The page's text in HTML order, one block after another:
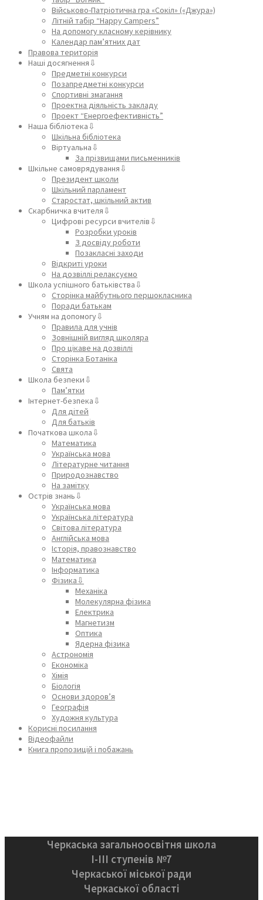
Військово-Патріотична гра «Сокіл» («Джура»)
Літній табір “Happy Campers”
На допомогу класному керівнику
Календар пам’ятних дат
Правова територія
Наші досягнення⇩
Предметні конкурси
Позапредметні конкурси
Спортивні змагання
Проектна діяльність закладу
Проект “Енергоефективність”
Наша бібліотека⇩
Шкільна бібліотека
Віртуальна⇩
За прізвищами письменників
Шкільне самоврядування⇩
Президент школи
Шкільний парламент
Старостат, шкільний актив
Скарбничка вчителя⇩
Цифрові ресурси вчителів⇩
Розробки уроків
З досвіду роботи
Позакласні заходи
Відкриті уроки
На дозвіллі релаксуємо
Школа успішного батьківства⇩
Сторінка майбутнього першокласника
Поради батькам
Учням на допомогу⇩
Правила для учнів
Зовнішній вигляд школяра
Про цікаве на дозвіллі
Сторінка Ботаніка
Свята
Школа безпеки⇩
Пам’ятки
Інтернет-безпека⇩
Для дітей
Для батьків
Початкова школа⇩
Математика
Українська мова
Літературне читання
Природознавство
На замітку
Острів знань⇩
Українська мова
Українська література
Світова література
Англійська мова
Історія, правознавство
Математика
Інформатика
Фізика⇩
Механіка
Молекулярна фізика
Електрика
Магнетизм
Оптика
Ядерна фізика
Астрономія
Економіка
Хімія
Біологія
Основи здоров’я
Географія
Художня культура
Корисні посилання
Відеофайли
Книга пропозицій і побажань
Черкаська загальноосвітня школа
І-ІІІ ступенів №7
Черкаської міської ради
Черкаської області